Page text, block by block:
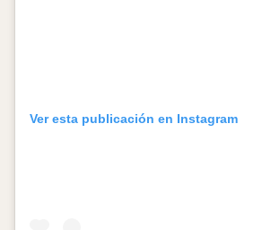
Ver esta publicación en Instagram